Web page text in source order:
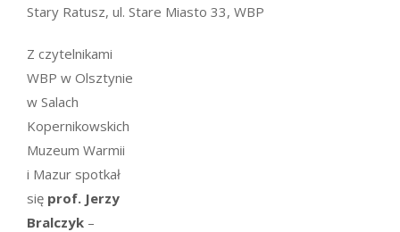
Z czytelnikami
WBP w Olsztynie
w Salach
Kopernikowskich
Muzeum Warmii
i Mazur spotkał
się prof. Jerzy
Bralczyk –
Stary Ratusz, ul. Stare Miasto 33, WBP